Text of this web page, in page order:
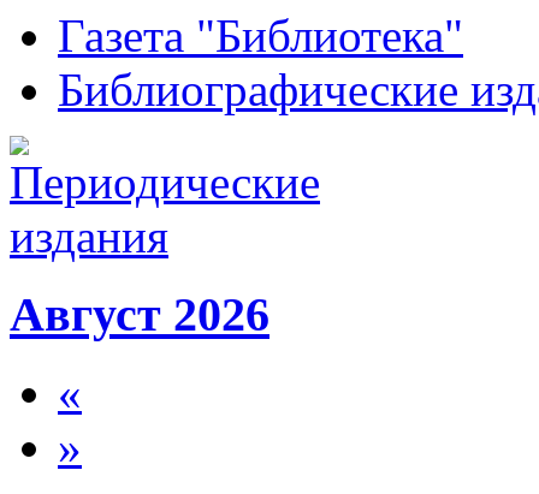
Газета "Библиотека"
Библиографические
Август 2026
«
»